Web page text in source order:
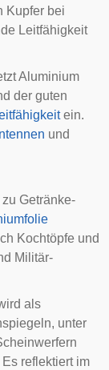
Kupfer bei
Leitfähigkeit
Aluminium
der guten
ein.
und
Getränke-
Kochtöpfe und
Militär-
als
unter
reflektiert im